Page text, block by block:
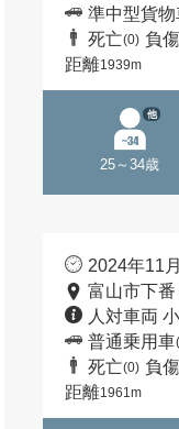
準中型貨物
死亡(0) 負傷
距離1939m
25～34歳
他
2024年11
富山市下番
人対車両
普通乗用車
死亡(0) 負傷
距離1961m